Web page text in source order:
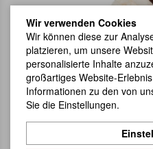
Wir verwenden Cookies
Wir können diese zur
platzieren, um unsere
personalisierte Inhalte
großartiges Website-
Informationen zu den von
Sie die Einstellungen.